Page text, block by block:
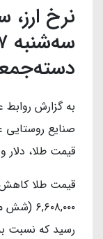
نرخ ارز،
به گزارش
صنایع روستایی
قیمت طلا، دلار